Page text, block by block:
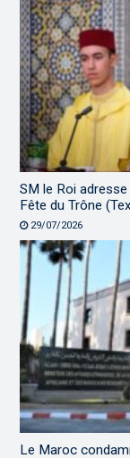
SM le Roi
Fête du Trône
29/07/2026
Le Maroc